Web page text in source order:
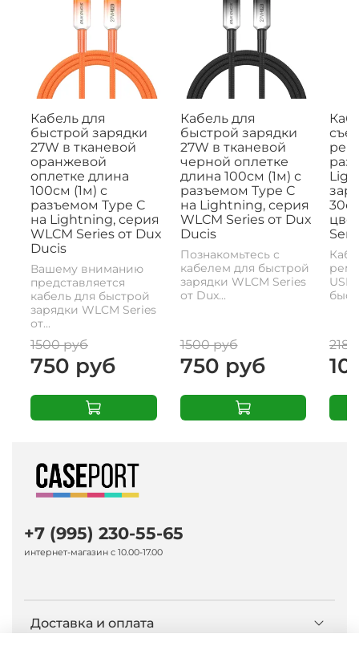
Кабель для
быстрой зарядки
27W в тканевой
оранжевой
оплетке длина
100см (1м) с
разъемом Type C
на Lightning, серия
WLCM Series от Dux
Ducis
Вашему вниманию
представляется
кабель для быстрой
зарядки WLCM Series
от...
1500 руб
750 руб
Кабель для
быстрой зарядки
27W в тканевой
черной оплетке
длина 100см (1м) с
разъемом Type C
на Lightning, серия
WLCM Series от Dux
Ducis
Познакомьтесь с
кабелем для быстрой
зарядки WLCM Series
от Dux...
1500 руб
750 руб
Доставка и оплата
+7 (995) 230-55-65
интернет-магазин с 10.00-17.00